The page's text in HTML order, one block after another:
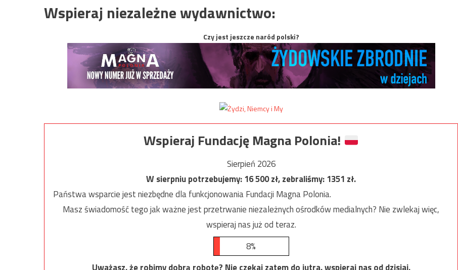
Wspieraj niezależne wydawnictwo:
Czy jest jeszcze naród polski?
Wspieraj Fundację Magna Polonia!
Sierpień 2026
W sierpniu potrzebujemy:16 500zł, zebraliśmy:1351 zł.
Państwa wsparcie jest niezbędne dla funkcjonowania Fundacji Magna Polonia.
Masz świadomość tego jak ważne jest przetrwanie niezależnych ośrodków medialnych? Nie zwlekaj więc,
wspieraj nas już od teraz.
8%